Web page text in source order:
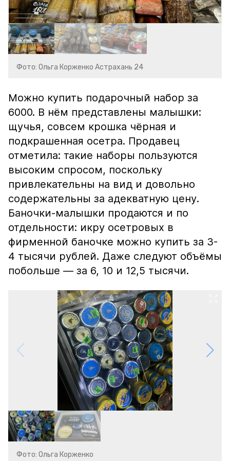
Фото: Ольга Корженко Астрахань 24
Можно купить подарочный набор за
6000. В нём представлены малышки:
щучья, совсем крошка чёрная и
подкрашенная осетра. Продавец
отметила: такие наборы пользуются
высоким спросом, поскольку
привлекательны на вид и довольно
содержательны за адекватную цену.
Баночки-малышки продаются и по
отдельности: икру осетровых в
фирменной баночке можно купить за 3-
4 тысячи рублей. Даже следуют объёмы
побольше — за 6, 10 и 12,5 тысячи.
Фото: Ольга Корженко